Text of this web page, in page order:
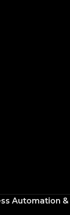
Automation &